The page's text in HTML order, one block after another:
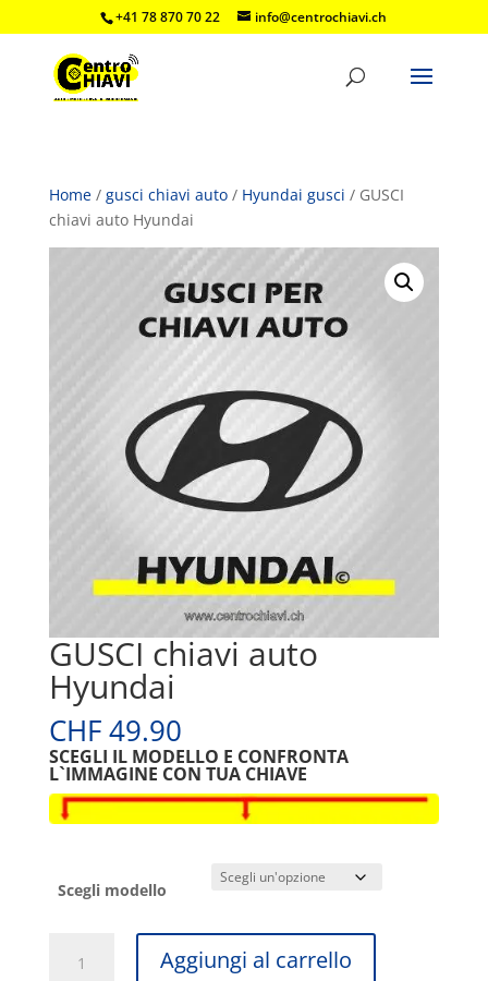
+41 78 870 70 22 info@centrochiavi.ch
Home/ gusci chiavi auto/ Hyundai gusci / GUSCI
chiavi auto Hyundai
GUSCI chiavi auto
Hyundai
CHF49.90
SCEGLI IL MODELLO E CONFRONTA
L`IMMAGINE CON TUA CHIAVE
Scegli modello
chiavi
Aggiungi al carrello